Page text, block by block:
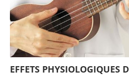
EFFETS PHYSIOLOGIQUES